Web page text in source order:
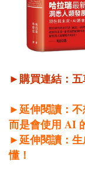
►購買連結： 五
►延伸閱讀：不
而是會使用 AI
►延伸閱讀：生
懂！